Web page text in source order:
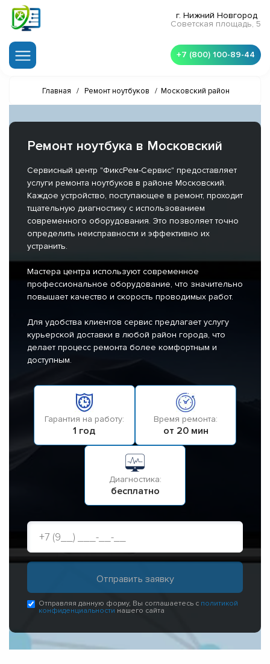
г. Нижний Новгород
Советская площадь, 5
+7 (800) 100-89-44
Главная / Ремонт ноутбуков / Московский район
Ремонт ноутбука в Московский
Сервисный центр "ФиксРем-Сервис" предоставляет
услуги ремонта ноутбуков в районе Московский.
Каждое устройство, поступающее в ремонт, проходит
тщательную диагностику с использованием
современного оборудования. Это позволяет точно
определить неисправности и эффективно их
устранить.
Мастера центра используют современное
профессиональное оборудование, что значительно
повышает качество и скорость проводимых работ.
Для удобства клиентов сервис предлагает услугу
курьерской доставки в любой район города, что
делает процесс ремонта более комфортным и
доступным.
Гарантия на работу:
1 год
Время ремонта:
от 20 мин
Диагностика:
бесплатно
Отправляя данную форму, Вы соглашаетесь с политикой
конфиденциальности нашего сайта